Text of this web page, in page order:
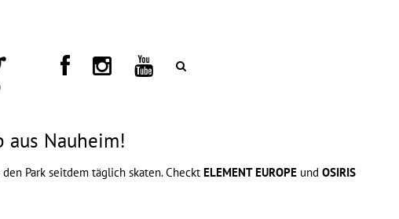
aus Nauheim!
Park seitdem täglich skaten. Checkt ELEMENT EUROPE und OSIRIS